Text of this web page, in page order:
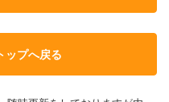
ップへ戻る